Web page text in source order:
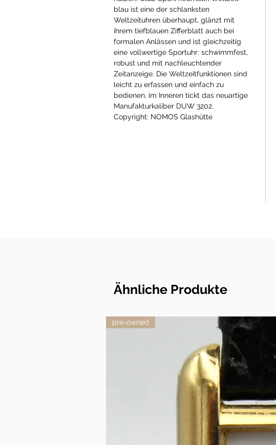
blau ist eine der schlanksten
Weltzeituhren überhaupt, glänzt mit
ihrem tiefblauen Zifferblatt auch bei
formalen Anlässen und ist gleichzeitig
eine vollwertige Sportuhr: schwimmfest,
robust und mit nachleuchtender
Zeitanzeige. Die Weltzeitfunktionen sind
leicht zu erfassen und einfach zu
bedienen, im Inneren tickt das neuartige
Manufakturkaliber DUW 3202.
Copyright: NOMOS Glashütte
Ähnliche Produkte
pre-owned